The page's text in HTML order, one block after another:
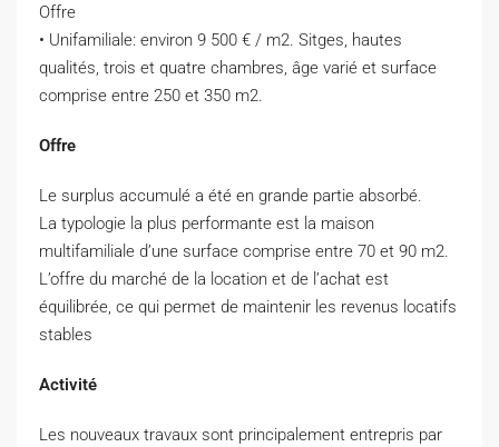
Offre
• Unifamiliale: environ 9 500 € / m2. Sitges, hautes
qualités, trois et quatre chambres, âge varié et surface
comprise entre 250 et 350 m2.
Offre
Le surplus accumulé a été en grande partie absorbé.
La typologie la plus performante est la maison
multifamiliale d’une surface comprise entre 70 et 90 m2.
L’offre du marché de la location et de l’achat est
équilibrée, ce qui permet de maintenir les revenus locatifs
stables
Activité
Les nouveaux travaux sont principalement entrepris par